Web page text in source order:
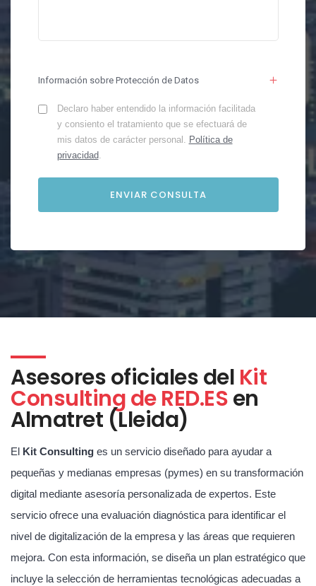
Información sobre Protección de Datos
Declaro haber entendido la información facilitada
y consiento el tratamiento que se efectuará de
mis datos de carácter personal. Política de
privacidad.
Asesores oficiales del Kit
Consulting de RED.ESen
Almatret (Lleida)
El Kit Consulting es un servicio diseñado para ayudar a
pequeñas y medianas empresas (pymes) en su transformación
digital mediante asesoría personalizada de expertos. Este
servicio ofrece una evaluación diagnóstica para identificar el
nivel de digitalización de la empresa y las áreas que requieren
mejora. Con esta información, se diseña un plan estratégico que
incluye la selección de herramientas tecnológicas adecuadas a